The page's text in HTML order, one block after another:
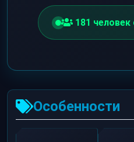
178 человек
Особенности